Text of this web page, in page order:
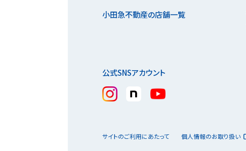
小田急不動産の店舗一覧
公式SNSアカウント
サイトのご利用にあたって 個人情報のお取り扱い